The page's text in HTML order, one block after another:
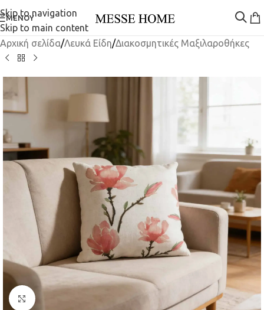
Skip to navigation
Skip to main content
ΜΕΝΟΎ
Αρχική σελίδα/Λευκά Είδη/Διακοσμητικές Μαξιλαροθήκες
Κλικ για μεγέθυνση